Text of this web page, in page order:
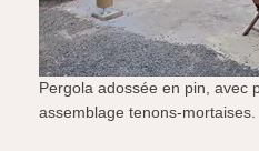
Pergola adossée en pin, avec
assemblage tenons-mortaises.